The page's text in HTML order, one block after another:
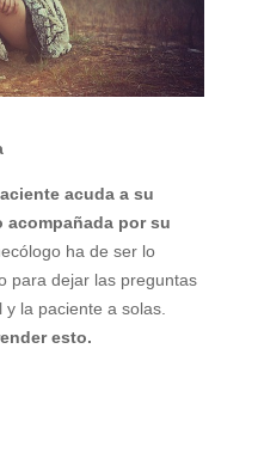
acuda a su
por su
ha de ser lo
para dejar las preguntas
la paciente a solas.
esto.